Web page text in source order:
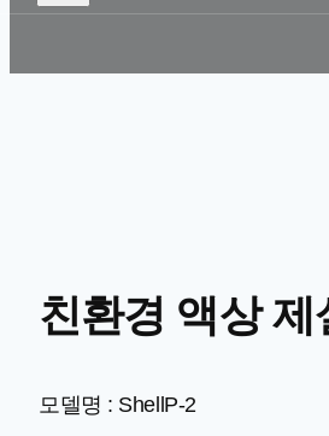
친환경 액상 제
모델명 : ShellP-2